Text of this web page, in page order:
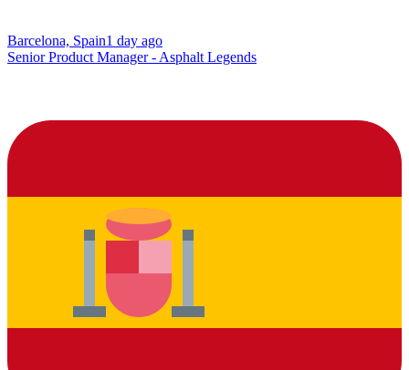
Barcelona, Spain1 day ago
Senior Product Manager - Asphalt Legends